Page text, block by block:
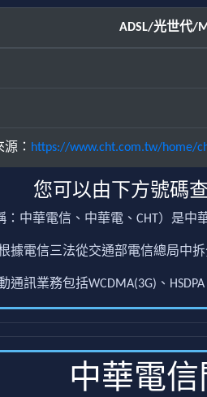
ADSL/光世代/
： https://www.cht.com.tw/home/
您可以由下方號碼
中華電信、中華電、CHT）是
據電信三法從交通部電信總局中
訊業務包括WCDMA(3G)、HSDPA
中華電